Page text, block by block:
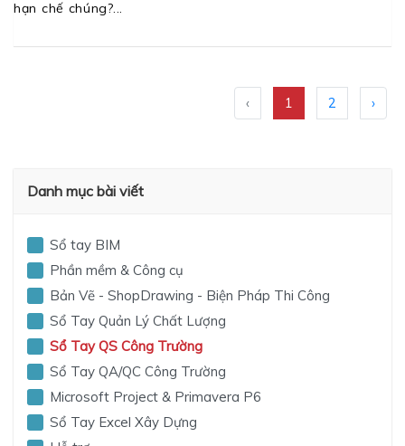
hạn chế chúng?
‹ 1 2 ›
Danh mục bài viết
Sổ tay BIM
Phần mềm & Công cụ
Bản Vẽ - ShopDrawing - Biện Pháp Thi Công
Sổ Tay Quản Lý Chất Lượng
Sổ Tay QS Công Trường
Sổ Tay QA/QC Công Trường
Microsoft Project & Primavera P6
Sổ Tay Excel Xây Dựng